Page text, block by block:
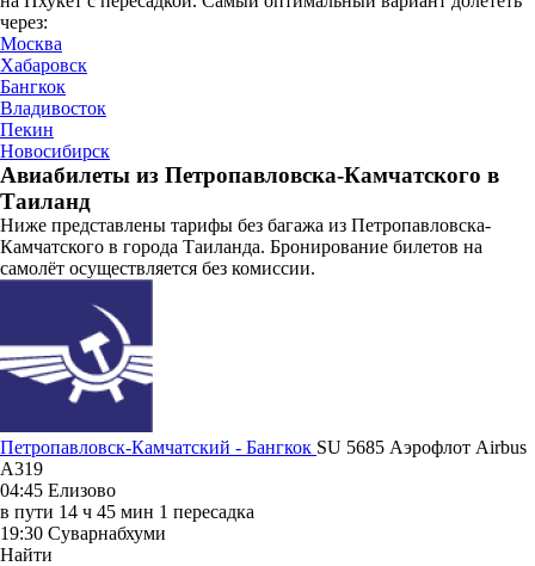
через:
Москва
Хабаровск
Бангкок
Владивосток
Пекин
Новосибирск
Авиабилеты из Петропавловска-Камчатского в
Таиланд
Ниже представлены тарифы без багажа из Петропавловска-
Камчатского в города Таиланда. Бронирование билетов на
самолёт осуществляется без комиссии.
Петропавловск-Камчатский - Бангкок SU 5685 Аэрофлот Airbus
A319
04:45 Елизово
в пути 14 ч 45 мин 1 пересадка
19:30 Суварнабхуми
Найти